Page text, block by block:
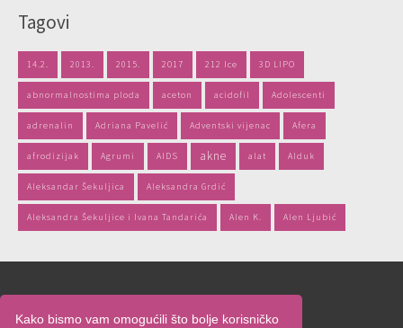
Kako bismo vam omogućili što bolje korisničko
Tagovi
14.2. 2013. 2015. 2017 212 Ice 3D LIPO
abnormalnostima ploda aceton acidofil Adolescenti
adrenalin Adriana Pavelić Adventski vijenac Afera
afrodizijak Agrumi AIDS akne alat Alduk
Aleksandar Šekuljica Aleksandra Grdić
Aleksandra Šekuljice i Ivana Tandarića Alen K. Alen Ljubić